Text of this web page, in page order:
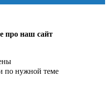
про наш сайт
по нужной теме